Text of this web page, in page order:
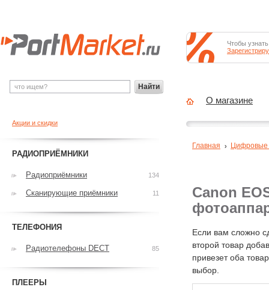
Canon
Если вам сложно
второй товар
привезет оба
выбор.
Главная Цифровые
Акции и скидки
РАДИОПРИЁМНИКИ
Радиоприёмники 134
Сканирующие приёмники 11
ТЕЛЕФОНИЯ
Радиотелефоны DECT 85
ПЛЕЕРЫ
Найти
Чтобы
О магазине